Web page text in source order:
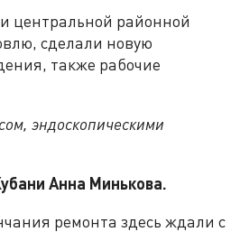
центральной районной
сделали новую
также рабочие
эндоскопическими
Анна Минькова.
ремонта здесь ждали с